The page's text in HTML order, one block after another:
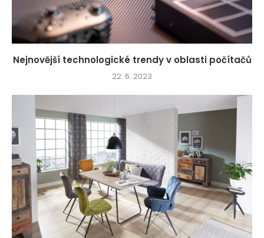
Nejnovější technologické trendy v oblasti počítačů
22. 6. 2023